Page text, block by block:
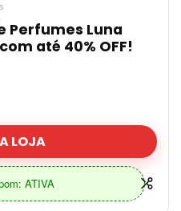
Perfumes Luna
até 40% OFF!
LOJA
ATIVA